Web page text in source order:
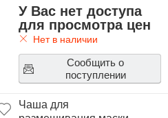
У Вас нет доступа
для просмотра цен
Нет в наличии
Сообщить о
поступлении
Чаша для